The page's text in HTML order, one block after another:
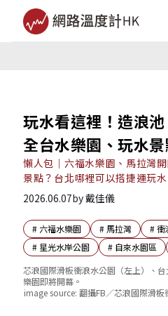
玩水看這裡！造浪
全台水樂園、玩水
懶人包｜六福水樂園、馬拉灣
景點？台北哪裡可以搭捷運玩
2026.06.07by戴佳儀
# 六福水樂園 # 馬拉灣 #衝
# 星光水岸公園 # 自來水園區
芯浪國際滑板衝浪水公園（左上）、
樂園即將開幕。
image source: 翻攝FB／芯浪國際滑